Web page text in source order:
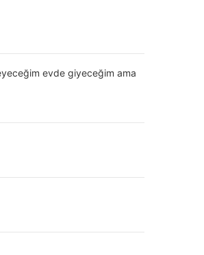
evde giyeceğim ama